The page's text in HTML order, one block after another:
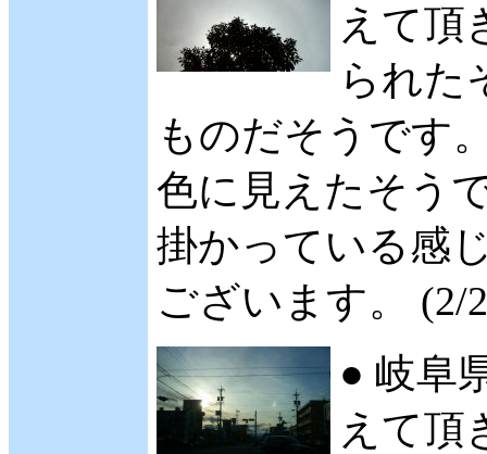
えて頂
られた
ものだそうです
色に見えたそう
掛かっている感
ございます。 (2/
● 岐阜
えて頂